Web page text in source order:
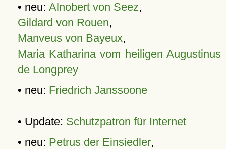
• neu: Alnobert von Seez,
Gildard von Rouen,
Manveus von Bayeux,
Maria Katharina vom heiligen Augustinus
de Longprey
• neu: Friedrich Janssoone
• Update: Schutzpatron für Internet
• neu: Petrus der Einsiedler,